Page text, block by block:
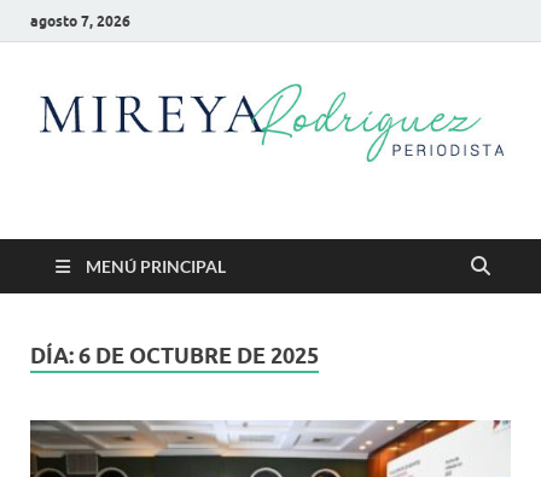
agosto 7, 2026
Mireya Rodriguez
MENÚ PRINCIPAL
DÍA:6 DE OCTUBRE DE 2025